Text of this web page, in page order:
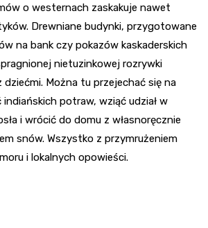
o westernach zaskakuje nawet
Drewniane budynki, przygotowane
na bank czy pokazów kaskaderskich
nietuzinkowej rozrywki
dziećmi. Można tu przejechać się na
potraw, wziąć udział w
i wrócić do domu z własnoręcznie
snów. Wszystko z przymrużeniem
i lokalnych opowieści.